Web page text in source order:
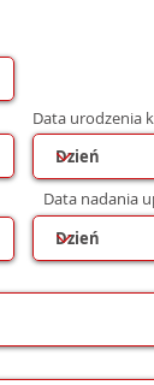
Data urodzenia
Data nadania